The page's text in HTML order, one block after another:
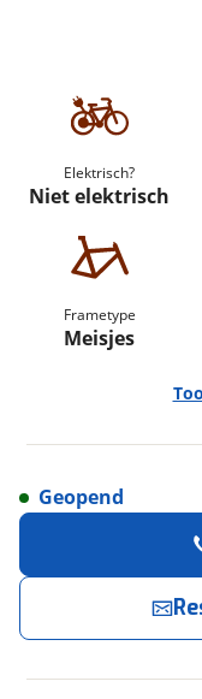
Elektrisch?
Niet elektrisch
Frametype
Meisjes
Modeljaar
Geopend
Reserveer
Broekhuis
neemt snel